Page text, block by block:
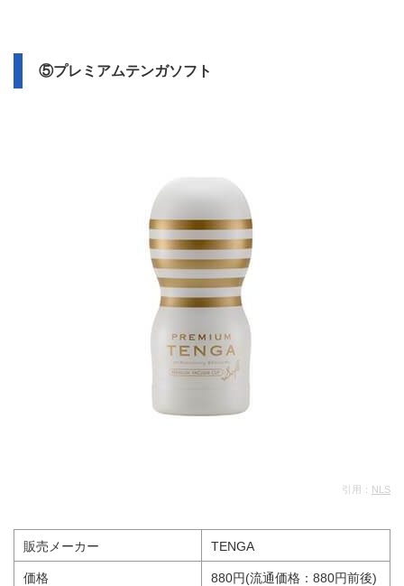
⑤プレミアムテンガソフト
引用： NLS
販売メーカー TENGA
価格 880円(流通価格：880円前後)